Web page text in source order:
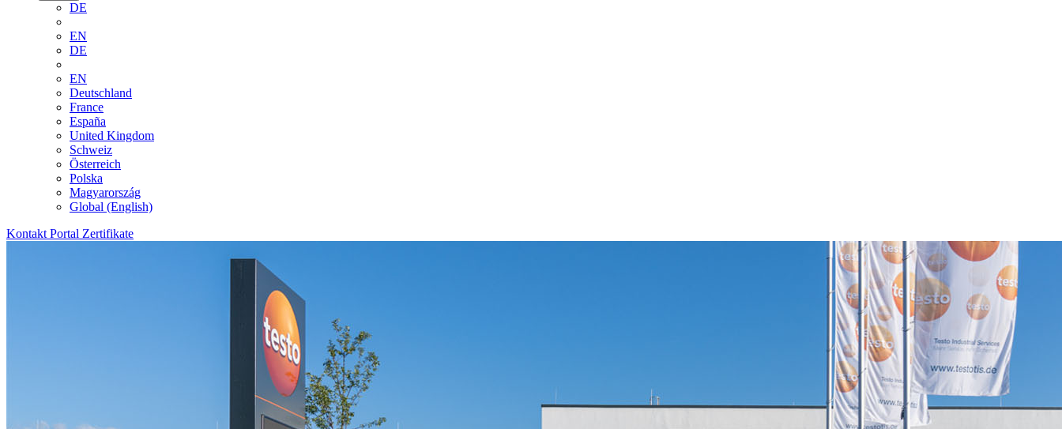
DE
EN
DE
EN
Deutschland
France
España
United Kingdom
Schweiz
Österreich
Polska
Magyarország
Global (English)
Kontakt Portal Zertifikate